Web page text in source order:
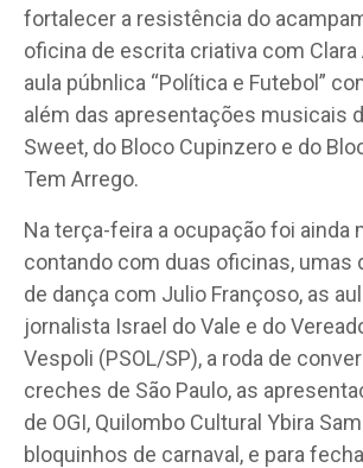
fortalecer a resistência do
oficina de escrita criativa com Clara
aula púbnlica “Política e Futebol”
além das apresentações musicais
Sweet, do Bloco Cupinzero e do
Tem Arrego.
Na terça-feira a ocupação foi ainda
contando com duas oficinas, umas
de dança com Julio Françoso, as
jornalista Israel do Vale e do
Vespoli (PSOL/SP), a roda de
creches de São Paulo, as
de OGI, Quilombo Cultural Ybira
bloquinhos de carnaval, e para